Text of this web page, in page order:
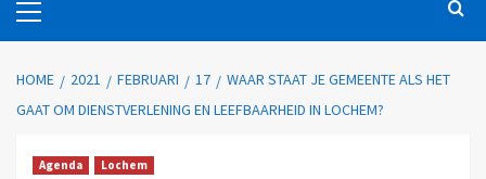
HOME 2021 FEBRUARI 17
WAAR STAAT JE GEMEENTE ALS HET
GAAT OM DIENSTVERLENING EN LEEFBAARHEID IN LOCHEM?
Agenda Lochem